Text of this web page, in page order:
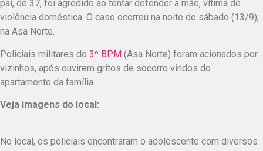
pai, de 37, foi agredido ao tentar defender a mãe, vítima de
violência doméstica. O caso ocorreu na noite de sábado (13/9),
na Asa Norte.
Policiais militares do 3º BPM (Asa Norte) foram acionados por
vizinhos, após ouvirem gritos de socorro vindos do
apartamento da família.
Veja imagens do local:
No local, os policiais encontraram o adolescente com diversos